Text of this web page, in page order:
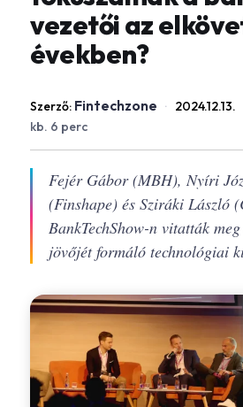
vezetői az
években?
Szerző: Fintechzone · 2024.12.13.
kb. 6 perc
Fejér Gábor (MBH), Nyíri
(Finshape) és Sziráki László
BankTechShow-n vitatták
jövőjét formáló technológiai